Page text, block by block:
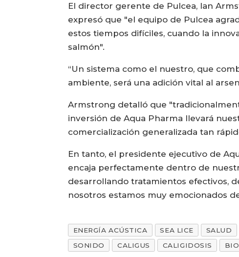
El director gerente de Pulcea, Ian
expresó que "el equipo de Pulcea
estos tiempos difíciles, cuando la
salmón".
“Un sistema como el nuestro, que
ambiente, será una adición vital al
Armstrong detalló que
inversión de Aqua Pharma llevará
comercialización generalizada tan
En tanto, el presidente ejecutivo de
encaja perfectamente dentro de
desarrollando tratamientos efectivos,
nosotros estamos muy emocionados
ENERGÍA ACÚSTICA SEA LICE SALUD
SONIDO
CALIGUS CALIGIDOSIS